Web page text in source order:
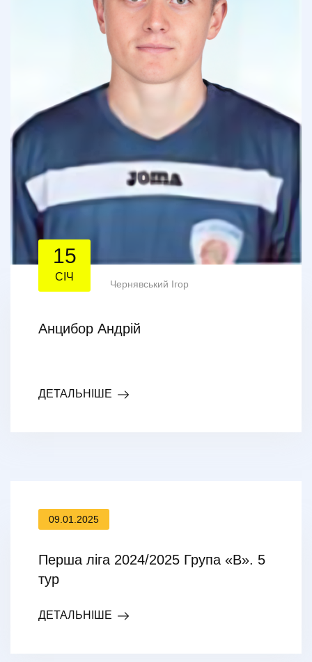
15
СІЧ
Чернявський Ігор
Анцибор Андрій
ДЕТАЛЬНІШЕ
09.01.2025
Перша ліга 2024/2025 Група «В». 5
тур
ДЕТАЛЬНІШЕ